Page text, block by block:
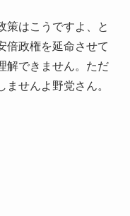
策はこうですよ、と
倍政権を延命させて
解できません。ただ
せんよ野党さん。